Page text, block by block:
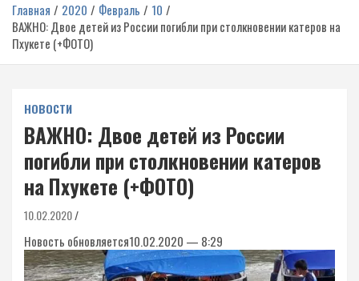
Главная 2020 Февраль
10
ВАЖНО: Двое детей из России погибли при столкновении катеров на
Пхукете (+ФОТО)
НОВОСТИ
ВАЖНО: Двое детей из России
погибли при столкновении катеров
на Пхукете (+ФОТО)
10.02.2020
Новость обновляется10.02.2020 — 8:29